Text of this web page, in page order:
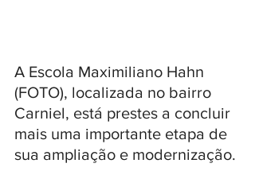
A Escola Maximiliano Hahn
(FOTO), localizada no bairro
Carniel, está prestes a concluir
mais uma importante etapa de
sua ampliação e modernização.